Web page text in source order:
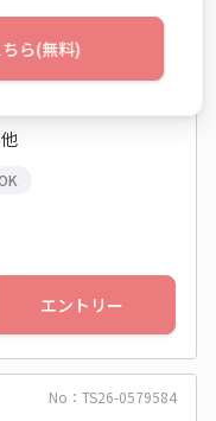
エントリー
No：TS26-0579584
ら(無料)